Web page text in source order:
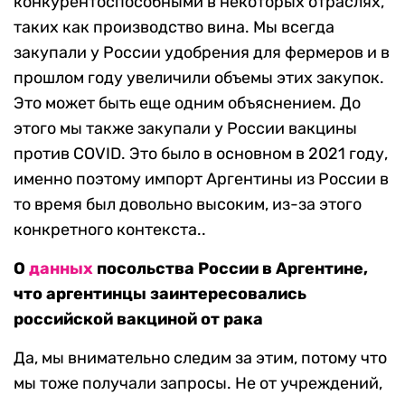
таких как производство вина. Мы всегда
закупали у России удобрения для фермеров и в
прошлом году увеличили объемы этих закупок.
Это может быть еще одним объяснением. До
этого мы также закупали у России вакцины
против COVID. Это было в основном в 2021 году,
именно поэтому импорт Аргентины из России в
то время был довольно высоким, из-за этого
конкретного контекста..
О данных посольства России в Аргентине,
что аргентинцы заинтересовались
российской вакциной от рака
Да, мы внимательно следим за этим, потому что
мы тоже получали запросы. Не от учреждений,